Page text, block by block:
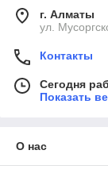
г. Алматы
ул.
Контакты
Сегодня
Показать
О нас